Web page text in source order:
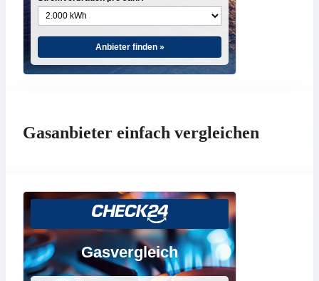
Anbieter finden »
Gasanbieter einfach vergleichen
Gasvergleich